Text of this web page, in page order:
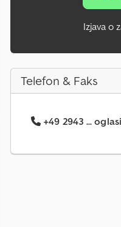
Izjava o
Telefon & Faks
+49 2943 ... oglasi